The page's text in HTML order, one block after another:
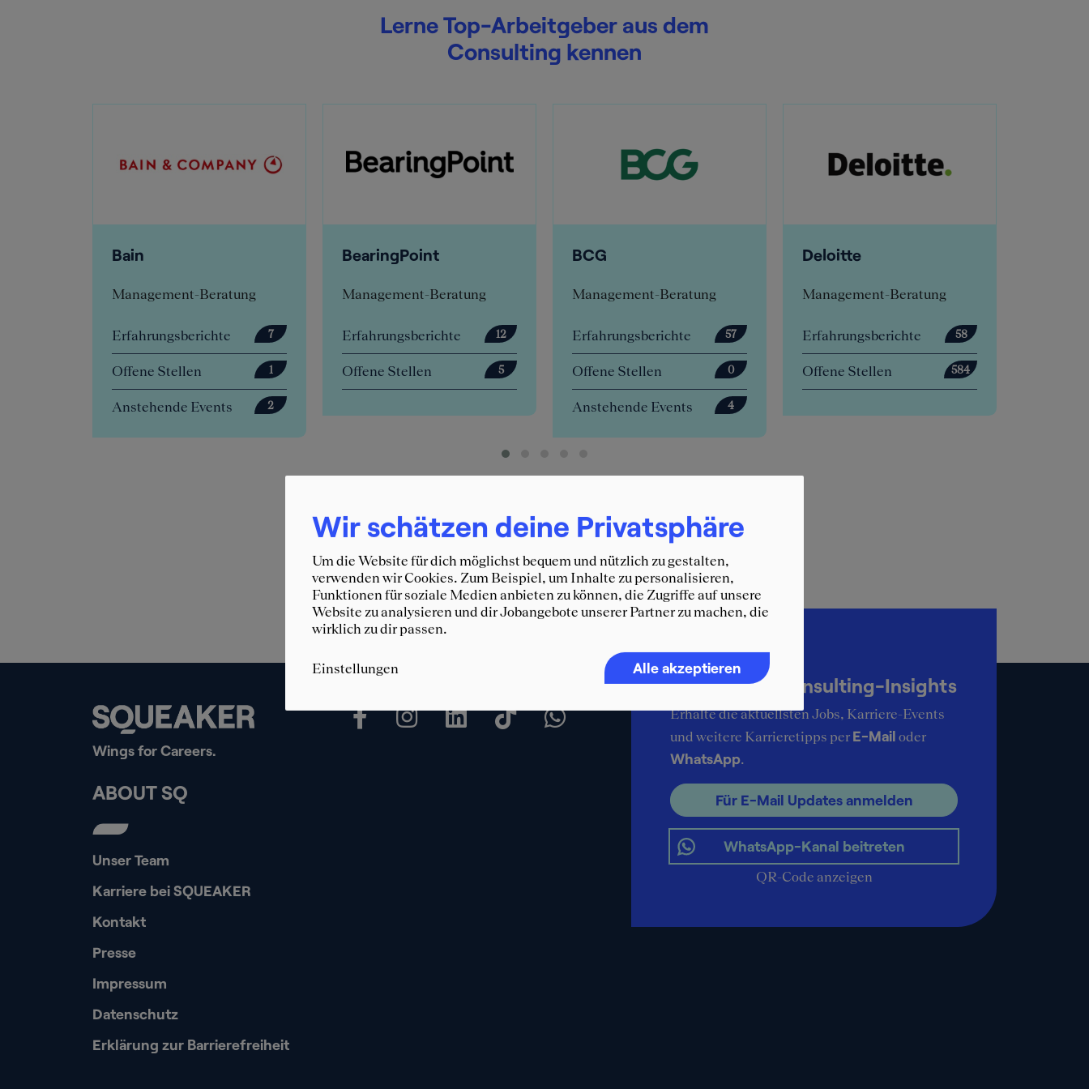
Lerne Top-Arbeitgeber aus dem
Consulting kennen
Management-Beratung
Erfahrungsberichte 7
Offene Stellen 1
Anstehende Events 2
BearingPoint
Management-Beratung
Erfahrungsberichte 12
Offene Stellen 5
Management-Beratung
Erfahrungsberichte 57
Offene Stellen 0
Anstehende Events 4
Management-Beratung
Erfahrungsberichte 58
Offene Stellen 584
Erfahrungsberichte
Offene Stellen
Anstehende Events
Wings for Careers.
Immer up-to-date
SQUEAKER Consulting-Insights
Erhalte die aktuellsten Jobs, Karriere-Events
und weitere Karrieretipps per E-Mail oder
WhatsApp.
Für E-Mail Updates anmelden
WhatsApp-Kanal beitreten
QR-Code anzeigen
ABOUT SQ
Unser Team
Karriere bei SQUEAKER
Kontakt
Presse
Impressum
Datenschutz
Erklärung zur Barrierefreiheit
Wir schätzen deine Privatsphäre
Um die Website für dich möglichst bequem und nützlich zu gestalten,
verwenden wir Cookies. Zum Beispiel, um Inhalte zu personalisieren,
Funktionen für soziale Medien anbieten zu können, die Zugriffe auf unsere
Website zu analysieren und dir Jobangebote unserer Partner zu machen, die
wirklich zu dir passen.
Einstellungen Alle akzeptieren